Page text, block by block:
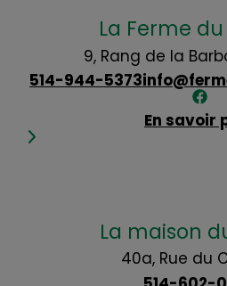
La Ferme
9, Rang de la
514-944-5373
En savoir
La maison
40a, Rue du